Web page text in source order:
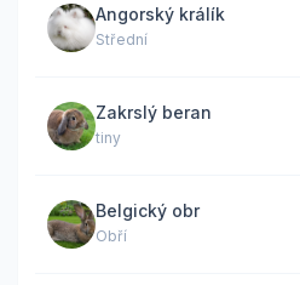
Angorský králík
Střední
Zakrslý beran
tiny
Belgický obr
Obří